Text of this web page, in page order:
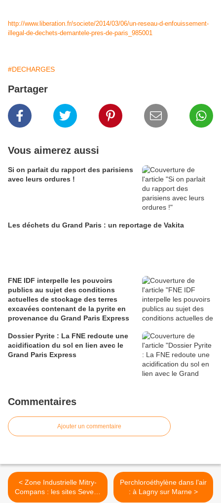
http://www.liberation.fr/societe/2014/03/06/un-reseau-d-enfouissement-
illegal-de-dechets-demantele-pres-de-paris_985001
#DECHARGES
Partager
Vous aimerez aussi
Si on parlait du rapport des parisiens
avec leurs ordures !
Les déchets du Grand Paris : un reportage de Vakita
FNE IDF interpelle les pouvoirs
publics au sujet des conditions
actuelles de stockage des terres
excavées contenant de la pyrite en
provenance du Grand Paris Express
Dossier Pyrite : La FNE redoute une
acidification du sol en lien avec le
Grand Paris Express
Commentaires
Ajouter un commentaire
< Zone Industrielle Mitry-
Compans : les sites Seveso
à hauts risques CCMP,
Perchloroéthylène dans l’air
: à Lagny sur Marne >